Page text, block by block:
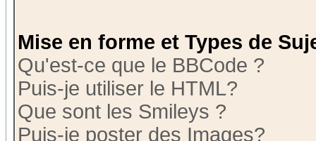
Mise en forme et Types de
Qu'est-ce que le BBCode ?
Puis-je utiliser le HTML?
Que sont les Smileys ?
Puis-je poster des Images?